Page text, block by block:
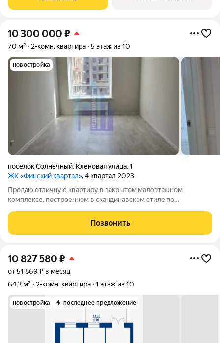
штукaтурки и текcтуры
10 300 000 ₽
70 м² 2-комн. квартира 5 этаж из 10
новостройка
посёлок Солнечный, Кленовая улица,1
ЖК «Финский квартал», 4 квартал 2023
Продаю отличную квартиру в закрытом малоэтажном
комплексе, построенном в скандинавском стиле по
на Московское шоссе, напротив Сити-парка Град . Закрытая
территория, собственный сквер с прудом ,
Позвонить
10 827 580 ₽
от 51 869 ₽ в месяц
64,3 м²
2-комн. квартира 1 этаж из 10
новостройка последнее предложение